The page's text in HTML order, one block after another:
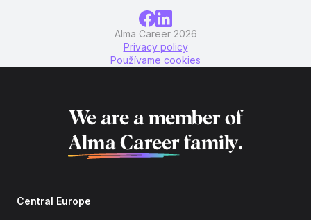
Alma Career 2026
Privacy policy
Používame cookies
We are a member of
Alma Career family.
Central Europe